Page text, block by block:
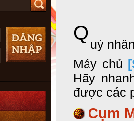
Q
uý
Máy chủ
Hãy
được các
Cụm